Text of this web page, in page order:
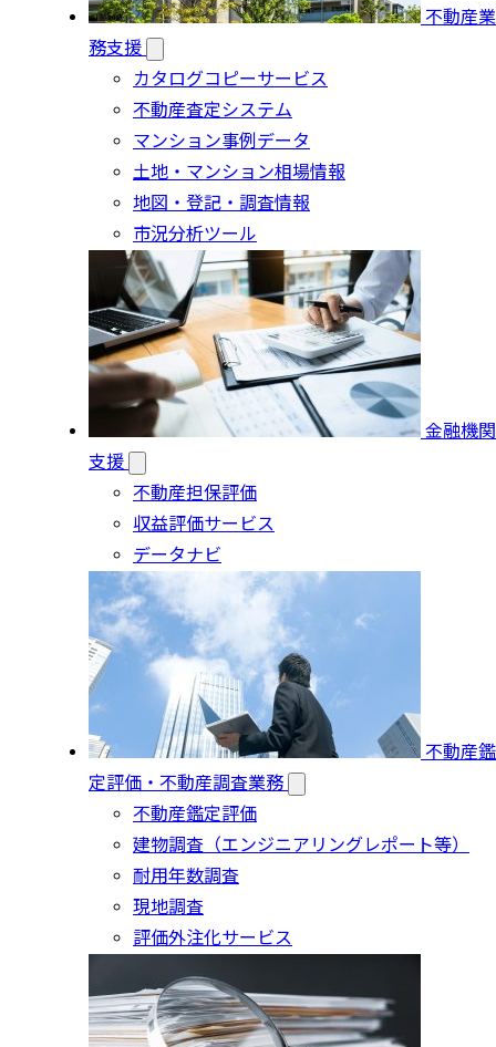
不動産業
務支援
カタログコピーサービス
不動産査定システム
マンション事例データ
土地・マンション相場情報
地図・登記・調査情報
市況分析ツール
金融機関
支援
不動産担保評価
収益評価サービス
データナビ
不動産鑑
定評価・不動産調査業務
不動産鑑定評価
建物調査（エンジニアリングレポート等）
耐用年数調査
現地調査
評価外注化サービス